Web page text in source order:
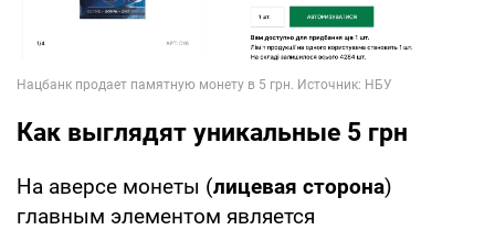
Как выглядят уникальные 5 грн
На аверсе монеты (лицевая сторона)
главным элементом является